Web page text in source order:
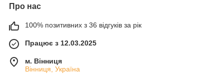
Про нас
100% позитивних з 36 відгуків за рік
Працює з 12.03.2025
м. Вінниця
Вінниця, Україна